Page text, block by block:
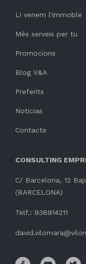
Li venem l'immoble
Més serveis per tu
Promocions
Blog V&A
Preferits
Noticias
Contacte
CONSULTING
C/ Barcelona, 12
(BARCELONA)
Telf.: 938914211